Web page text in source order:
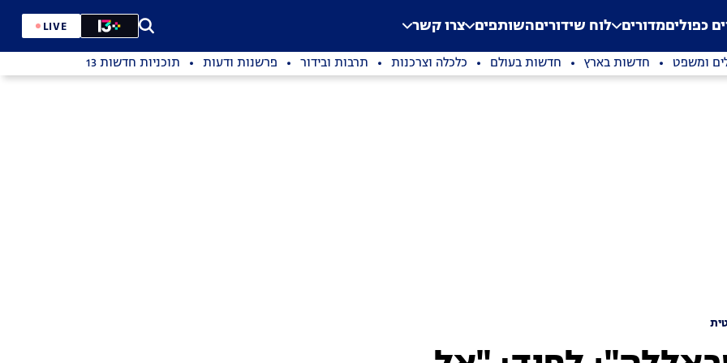
Application error: a
. כפוליםמדורים לוח שידוריםהשותפים צרו קשר LIVE
ומשפט חדשות בארץ חדשות בעולם כלכלה וצרכנות תרבות ובידור פרשנות ודעות תוכניות חדשות 13